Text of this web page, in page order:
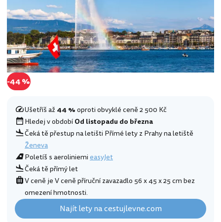
-44 %
Ušetříš až44 %oproti obvyklé ceně 2 500 Kč
Hledej v obdobíOd listopadu do března
Čeká tě přestup na letišti Přímé lety z Prahy na letiště
Ženeva
Poletíš s aeroliniemieasyJet
Čeká tě přímý let
V ceně je V ceně příruční zavazadlo 56 x 45 x 25 cm bez
omezení hmotnosti.
Najít lety na cestujlevne.com